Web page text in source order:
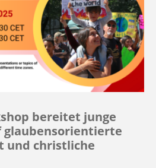
bereitet junge
glaubensorientierte
und christliche